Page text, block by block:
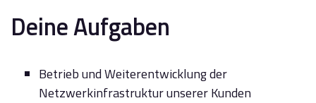
Deine Aufgaben
Betrieb und Weiterentwicklung der
Netzwerkinfrastruktur unserer Kunden